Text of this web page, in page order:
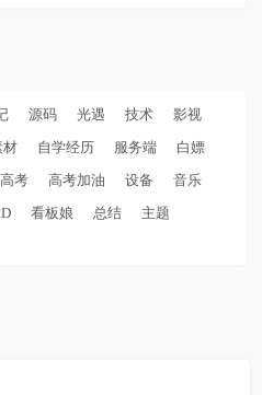
源码 光遇 技术
影视
材 自学经历 服务端
白嫖
高考 高考加油 设备
音乐
看板娘 总结
主题